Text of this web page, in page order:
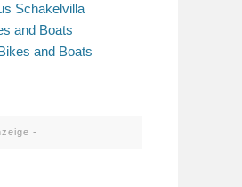
Schakelvilla
and Boats
and Boats
-